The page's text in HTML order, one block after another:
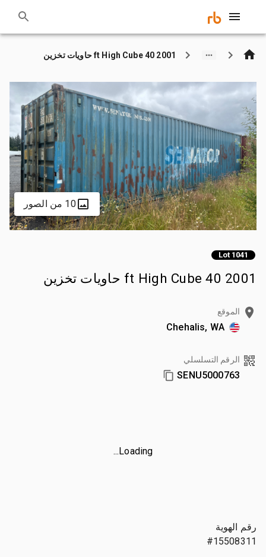
2001 40 ft High Cube حاويات تخزين
10 من الصور
Lot 1041
2001 40 ft High Cube حاويات تخزين
الموقع
Chehalis, WA
الرقم التسلسلي
SENU5000763
Loading...
رقم الهوية
#15508311